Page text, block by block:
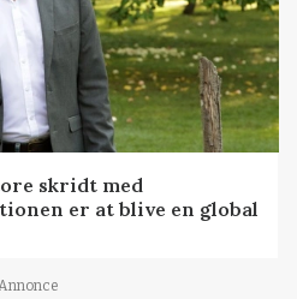
skridt med
er at blive en global